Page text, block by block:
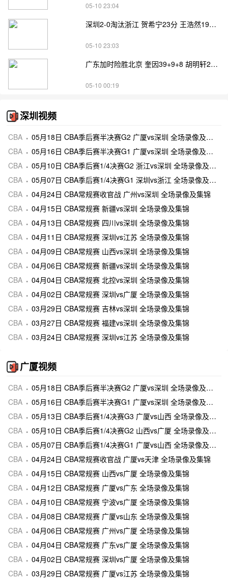
05-10 23:04
深圳2-0淘汰浙江 贺希宁23分 王浩然19分 程帅澎25分
05-10 23:03
广东加时险胜北京 奎因39+9+8 胡明轩23分 斯佩尔曼21+9
05-10 00:19
深圳视频
CBA
05月18日 CBA季后赛半决赛G2 广厦vs深圳 全场录像及集锦
CBA
05月16日 CBA季后赛半决赛G1 广厦vs深圳 全场录像及集锦
CBA
05月10日 CBA季后赛1/4决赛G2 浙江vs深圳 全场录像及集锦
CBA
05月07日 CBA季后赛1/4决赛G1 深圳vs浙江 全场录像及集锦
CBA
04月24日 CBA常规赛收官战 广州vs深圳 全场录像及集锦
CBA
04月15日 CBA常规赛 新疆vs深圳 全场录像及集锦
CBA
04月13日 CBA常规赛 四川vs深圳 全场录像及集锦
CBA
04月11日 CBA常规赛 深圳vs江苏 全场录像及集锦
CBA
04月09日 CBA常规赛 山西vs深圳 全场录像及集锦
CBA
04月06日 CBA常规赛 新疆vs深圳 全场录像及集锦
CBA
04月04日 CBA常规赛 北控vs深圳 全场录像及集锦
CBA
04月02日 CBA常规赛 深圳vs广厦 全场录像及集锦
CBA
03月29日 CBA常规赛 吉林vs深圳 全场录像及集锦
CBA
03月27日 CBA常规赛 福建vs深圳 全场录像及集锦
CBA
03月24日 CBA常规赛 深圳vs江苏 全场录像及集锦
广厦视频
CBA
05月18日 CBA季后赛半决赛G2 广厦vs深圳 全场录像及集锦
CBA
05月16日 CBA季后赛半决赛G1 广厦vs深圳 全场录像及集锦
CBA
05月13日 CBA季后赛1/4决赛G3 广厦vs山西 全场录像及集锦
CBA
05月10日 CBA季后赛1/4决赛G2 山西vs广厦 全场录像及集锦
CBA
05月07日 CBA季后赛1/4决赛G1 广厦vs山西 全场录像及集锦
CBA
04月24日 CBA常规赛收官战 广厦vs天津 全场录像及集锦
CBA
04月15日 CBA常规赛 山西vs广厦 全场录像及集锦
CBA
04月12日 CBA常规赛 广厦vs广东 全场录像及集锦
CBA
04月10日 CBA常规赛 宁波vs广厦 全场录像及集锦
CBA
04月08日 CBA常规赛 广厦vs山东 全场录像及集锦
CBA
04月06日 CBA常规赛 广州vs广厦 全场录像及集锦
CBA
04月04日 CBA常规赛 广东vs广厦 全场录像及集锦
CBA
04月02日 CBA常规赛 深圳vs广厦 全场录像及集锦
CBA
03月29日 CBA常规赛 广厦vs江苏 全场录像及集锦